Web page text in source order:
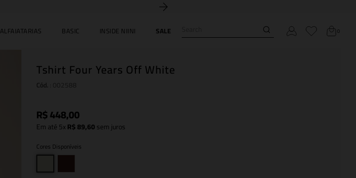
ALFAIATARIAS BASIC INSIDE NIINI SALE 0
Tshirt Four Years Off White
R$448,00
Em até5xR$89,60sem juros
Cores Disponíveis